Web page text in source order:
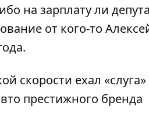
на зарплату ли
от кого-то
скорости ехал «слуга»
престижного бренда